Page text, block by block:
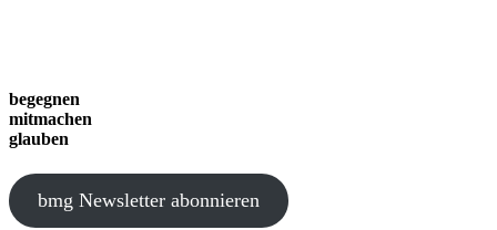
begegnen
mitmachen
glauben
bmg Newsletter abonnieren